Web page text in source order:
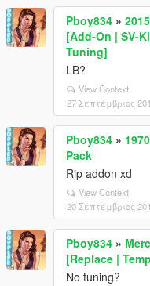
Pboy834 »
[Add-On | SV-
Tuning]
LB?
View Context
27 Σεπτέμβριος
Pboy834 »
Pack
Rip addon xd
View Context
20 Σεπτέμβριος
Pboy834 »
[Replace |
No tuning?